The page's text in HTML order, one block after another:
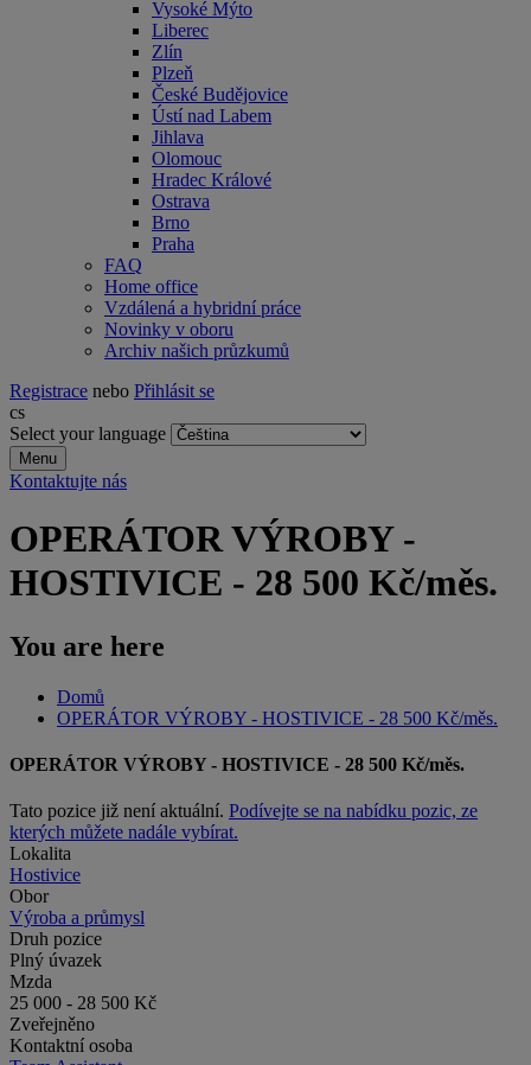
Vysoké Mýto
Liberec
Zlín
Plzeň
České Budějovice
Ústí nad Labem
Jihlava
Olomouc
Hradec Králové
Ostrava
Brno
Praha
FAQ
Home office
Vzdálená a hybridní práce
Novinky v oboru
Archiv našich průzkumů
Registrace nebo Přihlásit se
cs
Select your language
Menu
Kontaktujte nás
OPERÁTOR VÝROBY -
HOSTIVICE - 28 500 Kč/měs.
You are here
Domů
OPERÁTOR VÝROBY - HOSTIVICE - 28 500 Kč/měs.
OPERÁTOR VÝROBY - HOSTIVICE - 28 500 Kč/měs.
Tato pozice již není aktuální. Podívejte se na nabídku pozic, ze
kterých můžete nadále vybírat.
Lokalita
Hostivice
Obor
Výroba a průmysl
Druh pozice
Plný úvazek
Mzda
25 000 - 28 500 Kč
Zveřejněno
Kontaktní osoba